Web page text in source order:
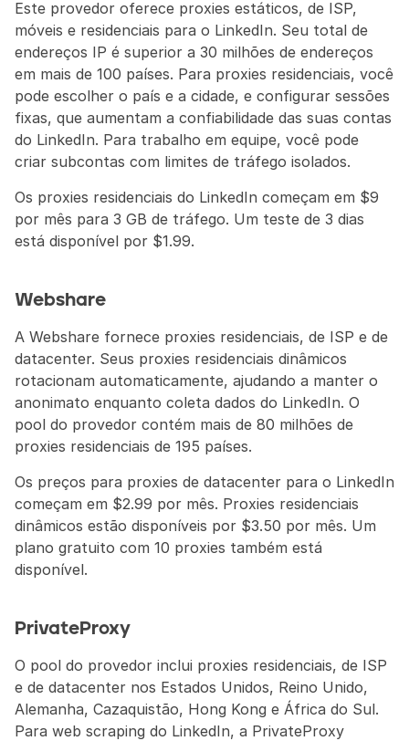
Este provedor oferece proxies estáticos, de ISP,
móveis e residenciais para o LinkedIn. Seu total de
endereços IP é superior a 30 milhões de endereços
em mais de 100 países. Para proxies residenciais, você
pode escolher o país e a cidade, e configurar sessões
fixas, que aumentam a confiabilidade das suas contas
do LinkedIn. Para trabalho em equipe, você pode
criar subcontas com limites de tráfego isolados.
Os proxies residenciais do LinkedIn começam em $9
por mês para 3 GB de tráfego. Um teste de 3 dias
está disponível por $1.99.
Webshare
A Webshare fornece proxies residenciais, de ISP e de
datacenter. Seus proxies residenciais dinâmicos
rotacionam automaticamente, ajudando a manter o
anonimato enquanto coleta dados do LinkedIn. O
pool do provedor contém mais de 80 milhões de
proxies residenciais de 195 países.
Os preços para proxies de datacenter para o LinkedIn
começam em $2.99 por mês. Proxies residenciais
dinâmicos estão disponíveis por $3.50 por mês. Um
plano gratuito com 10 proxies também está
disponível.
PrivateProxy
O pool do provedor inclui proxies residenciais, de ISP
e de datacenter nos Estados Unidos, Reino Unido,
Alemanha, Cazaquistão, Hong Kong e África do Sul.
Para web scraping do LinkedIn, a PrivateProxy